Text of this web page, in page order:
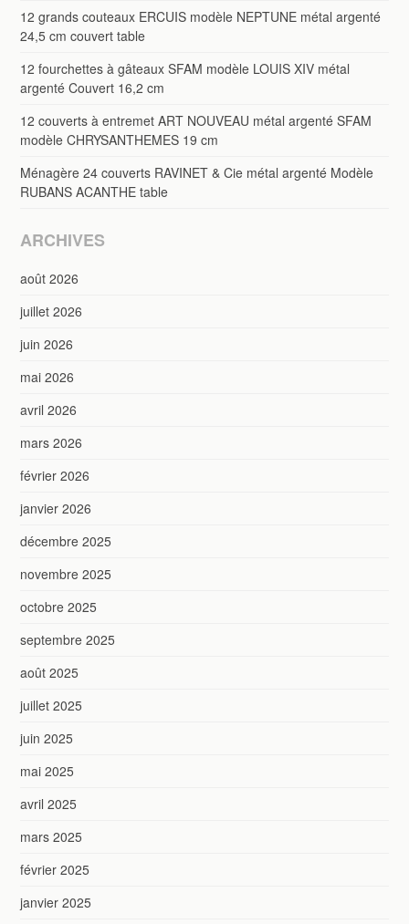
12 grands couteaux ERCUIS modèle NEPTUNE métal argenté
24,5 cm couvert table
12 fourchettes à gâteaux SFAM modèle LOUIS XIV métal
argenté Couvert 16,2 cm
12 couverts à entremet ART NOUVEAU métal argenté SFAM
modèle CHRYSANTHEMES 19 cm
Ménagère 24 couverts RAVINET & Cie métal argenté Modèle
RUBANS ACANTHE table
ARCHIVES
août 2026
juillet 2026
juin 2026
mai 2026
avril 2026
mars 2026
février 2026
janvier 2026
décembre 2025
novembre 2025
octobre 2025
septembre 2025
août 2025
juillet 2025
juin 2025
mai 2025
avril 2025
mars 2025
février 2025
janvier 2025